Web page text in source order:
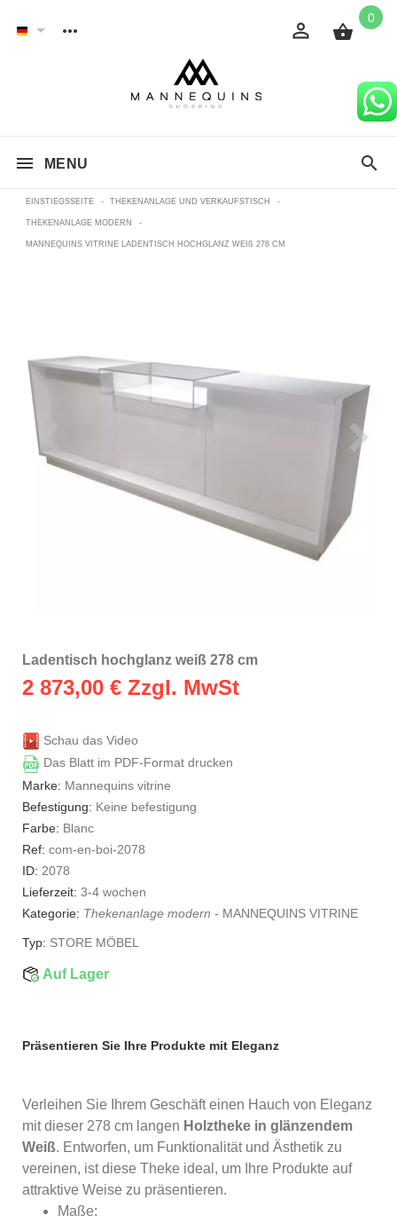
0
MENU
EINSTIEGSSEITE - THEKENANLAGE UND VERKAUFSTISCH -
THEKENANLAGE MODERN -
MANNEQUINS VITRINE LADENTISCH HOCHGLANZ WEIß 278 CM
Ladentisch hochglanz weiß 278 cm
2 873,00 € Zzgl. MwSt
Schau das Video
Das Blatt im PDF-Format drucken
Marke: Mannequins vitrine
Befestigung: Keine befestigung
Farbe: Blanc
Ref: com-en-boi-2078
ID: 2078
Lieferzeit: 3-4 wochen
Kategorie: Thekenanlage modern - MANNEQUINS VITRINE
Typ: STORE MÖBEL
Auf Lager
Präsentieren Sie Ihre Produkte mit Eleganz
Verleihen Sie Ihrem Geschäft einen Hauch von Eleganz
mit dieser 278 cm langen Holztheke in glänzendem
Weiß. Entworfen, um Funktionalität und Ästhetik zu
vereinen, ist diese Theke ideal, um Ihre Produkte auf
attraktive Weise zu präsentieren.
Maße: